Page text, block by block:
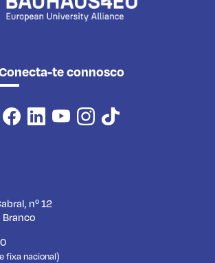
te connosco
nº 12
fixa nacional)